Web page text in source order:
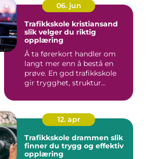
06. jun
Trafikkskole kristiansand
slik velger du riktig
opplæring
Å ta førerkort handler om
langt mer enn å bestå en
prøve. En god trafikkskole
gir trygghet, struktur...
12. apr
Trafikkskole drammen slik
finner du trygg og effektiv
opplæring